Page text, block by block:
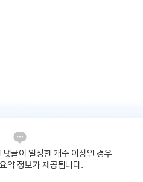
글이 일정한 개수 이상인 경우
약 정보가 제공됩니다.